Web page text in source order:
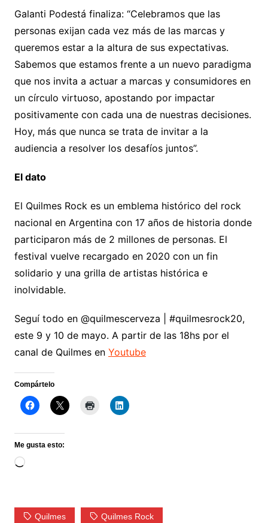
Galanti Podestá finaliza: “Celebramos que las
personas exijan cada vez más de las marcas y
queremos estar a la altura de sus expectativas.
Sabemos que estamos frente a un nuevo paradigma
que nos invita a actuar a marcas y consumidores en
un círculo virtuoso, apostando por impactar
positivamente con cada una de nuestras decisiones.
Hoy, más que nunca se trata de invitar a la
audiencia a resolver los desafíos juntos”.
El dato
El Quilmes Rock es un emblema histórico del rock
nacional en Argentina con 17 años de historia donde
participaron más de 2 millones de personas. El
festival vuelve recargado en 2020 con un fin
solidario y una grilla de artistas histórica e
inolvidable.
Seguí todo en @quilmescerveza | #quilmesrock20,
este 9 y 10 de mayo. A partir de las 18hs por el
canal de Quilmes en Youtube
Compártelo
Me gusta esto:
Loading…
Quilmes Quilmes Rock